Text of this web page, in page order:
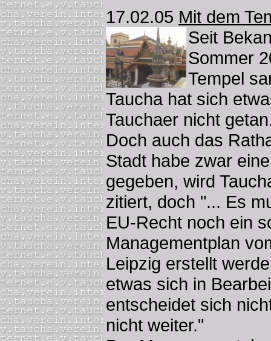
17.02.05 Mit dem
Seit
Sommer
Tempel
Taucha hat sich
Tauchaer nicht
Doch auch das
Stadt habe zwar
gegeben, wird
zitiert, doch "... Es
EU-Recht noch ein
Managementplan
Leipzig erstellt
etwas sich in
entscheidet sich
nicht weiter."